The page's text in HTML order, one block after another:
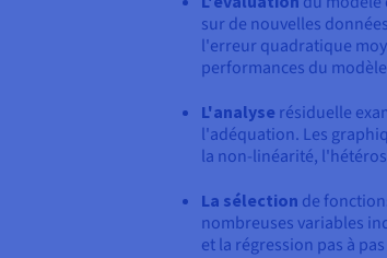
sur de nouvelles
l'erreur quadratique
performances du
L'analyse résiduelle
l'adéquation. Les
la non-linéarité,
La sélection de
nombreuses variables
et la régression pas à